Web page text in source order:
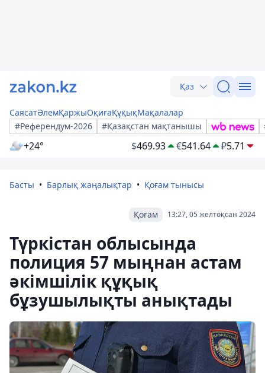
Қаз
СаясатӘлемҚаржыОқиғаҚұқықМақалалар
#Референдум-2026
#Қазақстан мақтанышы
+24° $469.93 €541.64 ₽5.71
Басты Барлық жаңалықтар Қоғам тынысы
13:27, 05 желтоқсан 2024
Қоғам
Түркістан облысында
полиция 57 мыңнан астам
әкімшілік құқық
бұзушылықты анықтады